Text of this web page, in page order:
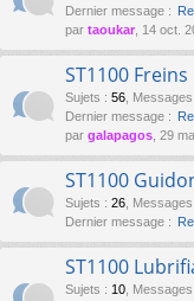
Dernier message :
par taoukar , 14 oct.
ST1100 Freins
Sujets : 56 Messages
Dernier message :
par galapagos , 29
ST1100
Sujets : 26 Messages
Dernier message :
ST1100
Sujets : 10 Messages